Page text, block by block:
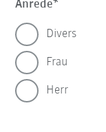
Anrede
Divers
Frau
Herr